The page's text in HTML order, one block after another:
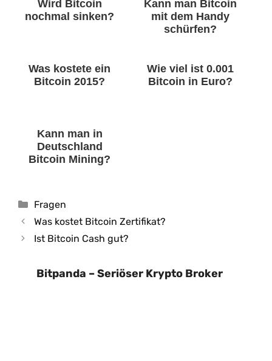
Wird Bitcoin
nochmal sinken?
Kann man Bitcoin
mit dem Handy
schürfen?
Was kostete ein
Bitcoin 2015?
Wie viel ist 0.001
Bitcoin in Euro?
Kann man in
Deutschland
Bitcoin Mining?
Kategorien
Fragen
Was kostet Bitcoin Zertifikat?
Ist Bitcoin Cash gut?
Bitpanda – Seriöser Krypto Broker